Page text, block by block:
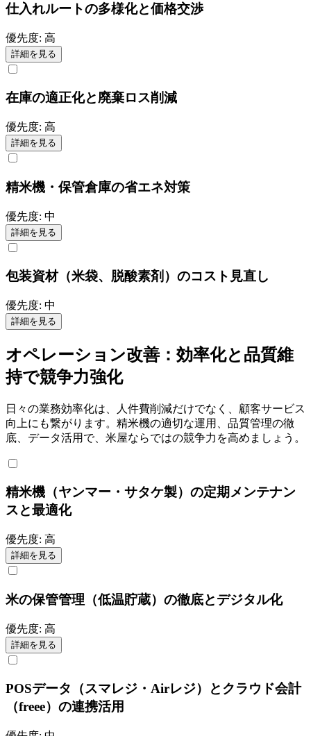
仕入れルートの多様化と価格交渉
優先度: 高
詳細を見る
在庫の適正化と廃棄ロス削減
優先度: 高
詳細を見る
精米機・保管倉庫の省エネ対策
優先度: 中
詳細を見る
包装資材（米袋、脱酸素剤）のコスト見直し
優先度: 中
詳細を見る
オペレーション改善：効率化と品質維
持で競争力強化
日々の業務効率化は、人件費削減だけでなく、顧客サービス
向上にも繋がります。精米機の適切な運用、品質管理の徹
底、データ活用で、米屋ならではの競争力を高めましょう。
精米機（ヤンマー・サタケ製）の定期メンテナン
スと最適化
優先度: 高
詳細を見る
米の保管管理（低温貯蔵）の徹底とデジタル化
優先度: 高
詳細を見る
POSデータ（スマレジ・Airレジ）とクラウド会計
（freee）の連携活用